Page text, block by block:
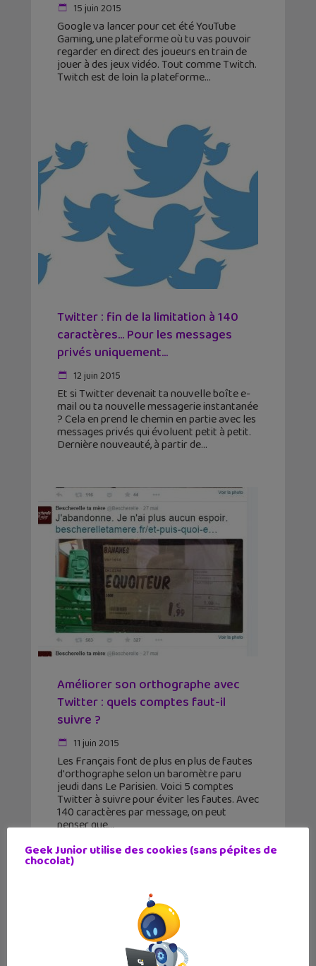
15 juin 2015
Google va lancer pour cet été YouTube
Gaming, une plateforme où tu vas pouvoir
regarder en direct des joueurs en train de
jouer à des jeux vidéo. Tout comme Twitch.
Twitch est de loin la plateforme
Twitter : fin de la limitation à 140
caractères… Pour les messages
privés uniquement...
12 juin 2015
Et si Twitter devenait ta nouvelle boîte e-
mail ou ta nouvelle messagerie instantanée
? Cela en prend le chemin en partie avec les
messages privés qui évoluent petit à petit.
Dernière nouveauté, à partir de
Améliorer son orthographe avec
Twitter : quels comptes faut-il
suivre ?
11 juin 2015
Les Français font de plus en plus de fautes
d'orthographe selon un baromètre paru
jeudi dans Le Parisien. Voici 5 comptes
Twitter à suivre pour éviter les fautes. Avec
140 caractères par message, on peut
penser que
Geek Junior utilise des cookies (sans pépites de
chocolat)